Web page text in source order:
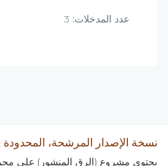
عدد المدخلات:
نسخة الإصدار المرشحة، المحدودة v0.9
يحتوي مشروع (الرق المنشور) على